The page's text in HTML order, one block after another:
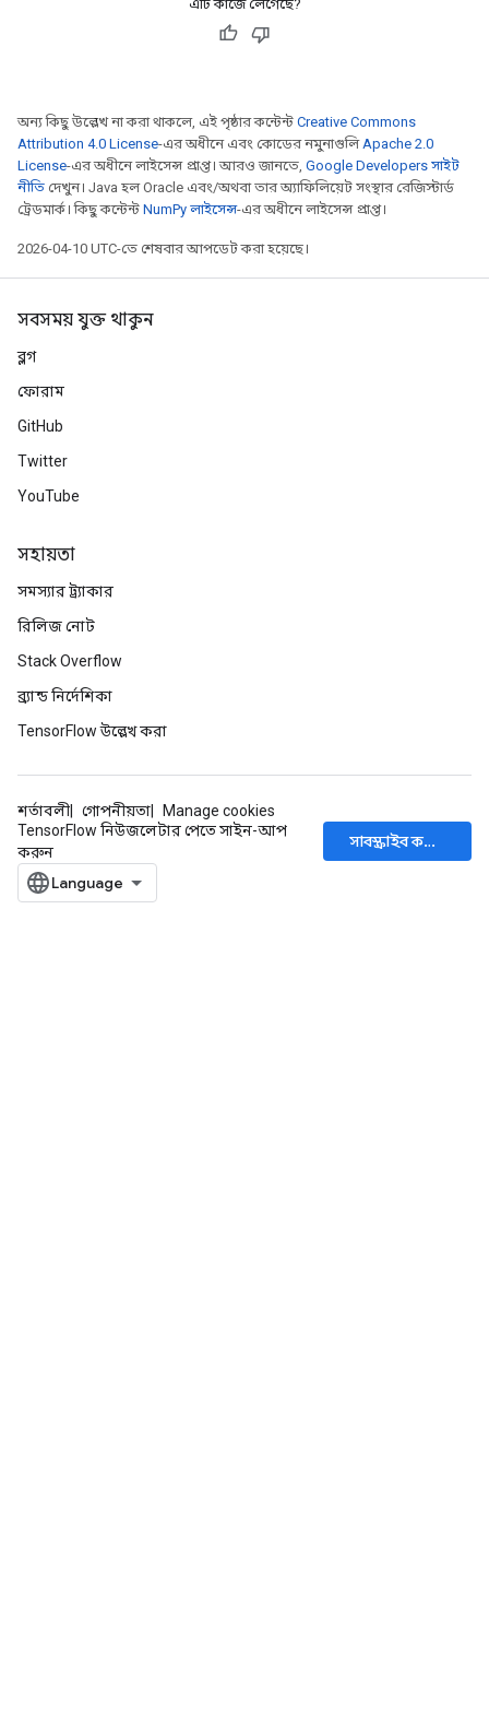
এটি কাজে লেগেছে?
অন্য কিছু উল্লেখ না করা থাকলে, এই পৃষ্ঠার কন্টেন্ট Creative Commons
Attribution 4.0 License-এর অধীনে এবং কোডের নমুনাগুলিApache 2.0
License-এর অধীনে লাইসেন্স প্রাপ্ত। আরও জানতে, Google Developers সাইট
নীতি দেখুন। Java হল Oracle এবং/অথবা তার অ্যাফিলিয়েট সংস্থার রেজিস্টার্ড
ট্রেডমার্ক। কিছু কন্টেন্ট NumPy লাইসেন্স-এর অধীনে লাইসেন্স প্রাপ্ত।
2026-04-10 UTC-তে শেষবার আপডেট করা হয়েছে।
সবসময় যুক্ত থাকুন
ব্লগ
ফোরাম
GitHub
Twitter
YouTube
সহায়তা
সমস্যার ট্র্যাকার
রিলিজ নোট
Stack Overflow
ব্র্যান্ড নির্দেশিকা
TensorFlow উল্লেখ করা
শর্তাবলী গোপনীয়তা
Manage cookies
TensorFlow নিউজলেটার পেতে সাইন-আপ
করুন
সাবস্ক্রাইব করুন